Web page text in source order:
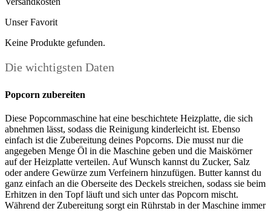
Unser Favorit
Keine Produkte gefunden.
Die wichtigsten Daten
Popcorn zubereiten
Diese Popcornmaschine hat eine beschichtete Heizplatte, die sich
abnehmen lässt, sodass die Reinigung kinderleicht ist. Ebenso
einfach ist die Zubereitung deines Popcorns. Die musst nur die
angegeben Menge Öl in die Maschine geben und die Maiskörner
auf der Heizplatte verteilen. Auf Wunsch kannst du Zucker, Salz
oder andere Gewürze zum Verfeinern hinzufügen. Butter kannst du
ganz einfach an die Oberseite des Deckels streichen, sodass sie beim
Erhitzen in den Topf läuft und sich unter das Popcorn mischt.
Während der Zubereitung sorgt ein Rührstab in der Maschine immer